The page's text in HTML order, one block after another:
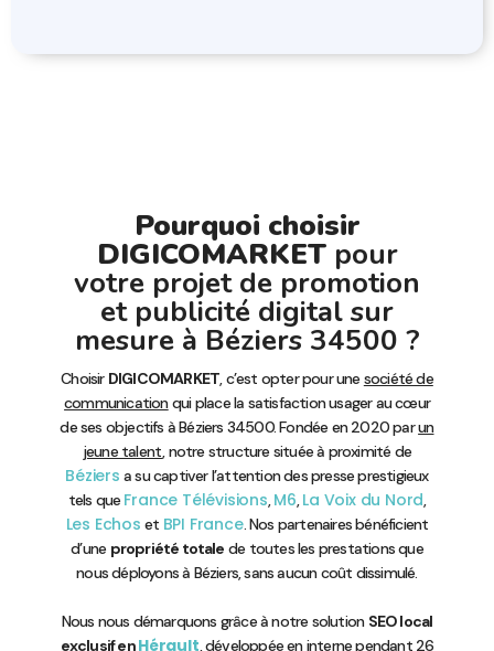
Pourquoi choisir
DIGICOMARKETpour
votre projet de promotion
et publicité digital sur
mesure à Béziers 34500 ?
Choisir DIGICOMARKET, c’est opter pour une société de
communicationqui place la satisfaction usager au cœur
de ses objectifs à Béziers 34500. Fondée en 2020 parun
jeune talent, notre structure située à proximité de
Béziers a su captiver l’attention des presse prestigieux
tels que France Télévisions,M6,La Voix du Nord,
Les Echos et BPI France. Nos partenaires bénéficient
d’une propriété totale de toutes les prestations que
nous déployons à Béziers, sans aucun coût dissimulé.
Nous nous démarquons grâce à notre solution SEO local
exclusif enHérault, développée en interne pendant 26